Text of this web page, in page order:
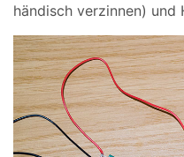
händisch verzinnen)